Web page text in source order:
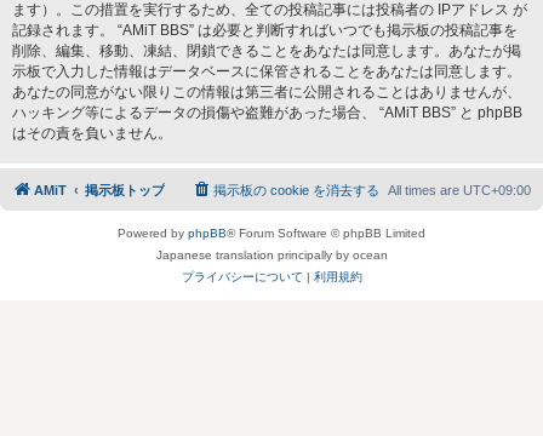
ます）。この措置を実行するため、全ての投稿記事には投稿者の IPアドレス が
記録されます。 “AMiT BBS” は必要と判断すればいつでも掲示板の投稿記事を
削除、編集、移動、凍結、閉鎖できることをあなたは同意します。あなたが掲
示板で入力した情報はデータベースに保管されることをあなたは同意します。
あなたの同意がない限りこの情報は第三者に公開されることはありませんが、
ハッキング等によるデータの損傷や盗難があった場合、 “AMiT BBS” と phpBB
はその責を負いません。
AMiT 掲示板トップ All times are UTC+09:00
掲示板の cookie を消去する
Powered by phpBB® Forum Software © phpBB Limited
Japanese translation principally by ocean
プライバシーについて | 利用規約